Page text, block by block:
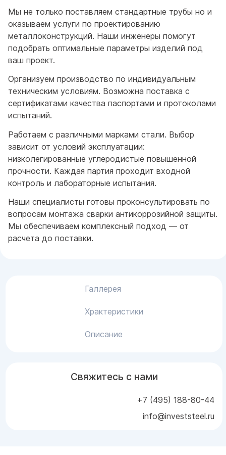
Мы не только поставляем стандартные трубы но и
оказываем услуги по проектированию
металлоконструкций. Наши инженеры помогут
подобрать оптимальные параметры изделий под
ваш проект.
Организуем производство по индивидуальным
техническим условиям. Возможна поставка с
сертификатами качества паспортами и протоколами
испытаний.
Работаем с различными марками стали. Выбор
зависит от условий эксплуатации:
низколегированные углеродистые повышенной
прочности. Каждая партия проходит входной
контроль и лабораторные испытания.
Наши специалисты готовы проконсультировать по
вопросам монтажа сварки антикоррозийной защиты.
Мы обеспечиваем комплексный подход — от
расчета до поставки.
Галлерея
Храктеристики
Описание
Свяжитесь с нами
+7 (495) 188-80-44
info@investsteel.ru